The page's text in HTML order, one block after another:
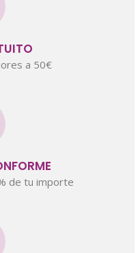
a 50€
de tu importe